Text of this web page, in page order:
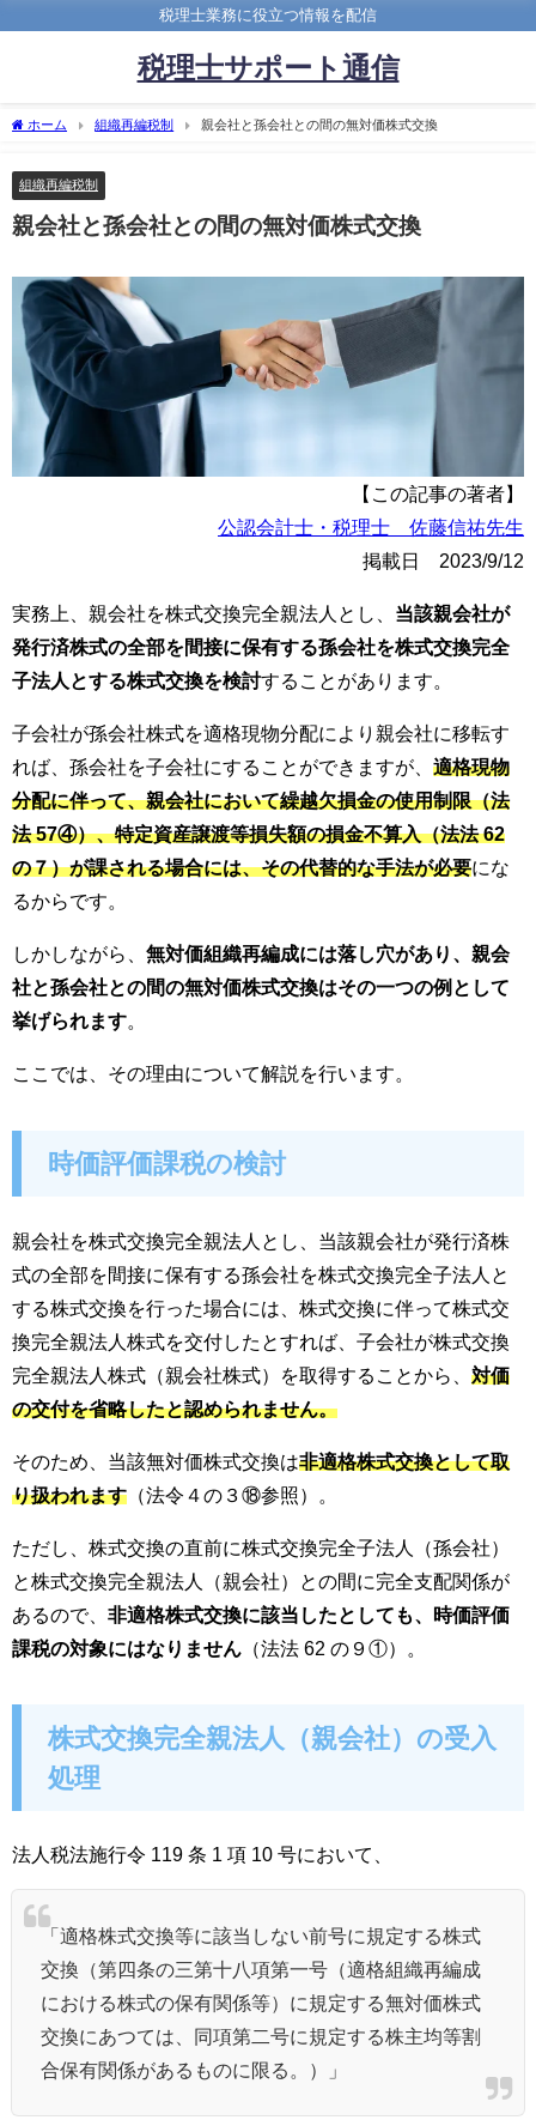
税理士業務に役立つ情報を配信
税理士サポート通信
ホーム 組織再編税制 親会社と孫会社との間の無対価株式交換
組織再編税制
親会社と孫会社との間の無対価株式交換
【この記事の著者】
公認会計士・税理士 佐藤信祐先生
掲載日 2023/9/12
実務上、親会社を株式交換完全親法人とし、 当該親会社が
発行済株式の全部を間接に保有する孫会社を株式交換完全
子法人とする株式交換を検討することがあります。
子会社が孫会社株式を適格現物分配により親会社に移転す
れば、孫会社を子会社にすることができますが、 適格現物
分配に伴って、親会社において繰越欠損金の使用制限（法
法 57④）、特定資産譲渡等損失額の損金不算入（法法 62
の７）が課される場合には、その代替的な手法が必要にな
るからです。
しかしながら、 無対価組織再編成には落し穴があり、親会
社と孫会社との間の無対価株式交換はその一つの例として
挙げられます。
ここでは、その理由について解説を行います。
時価評価課税の検討
親会社を株式交換完全親法人とし、当該親会社が発行済株
式の全部を間接に保有する孫会社を株式交換完全子法人と
する株式交換を行った場合には、株式交換に伴って株式交
換完全親法人株式を交付したとすれば、子会社が株式交換
完全親法人株式（親会社株式）を取得することから、 対価
の交付を省略したと認められません。
そのため、当該無対価株式交換は非適格株式交換として取
り扱われます （法令４の３⑱参照）。
ただし、株式交換の直前に株式交換完全子法人（孫会社）
と株式交換完全親法人（親会社）との間に完全支配関係が
あるので、 非適格株式交換に該当したとしても、時価評価
課税の対象にはなりません （法法 62 の９①）。
株式交換完全親法人（親会社）の受入
処理
法人税法施行令 119 条 1 項 10 号において、
「適格株式交換等に該当しない前号に規定する株式
交換（第四条の三第十八項第一号（適格組織再編成
における株式の保有関係等）に規定する無対価株式
交換にあつては、同項第二号に規定する株主均等割
合保有関係があるものに限る。）」